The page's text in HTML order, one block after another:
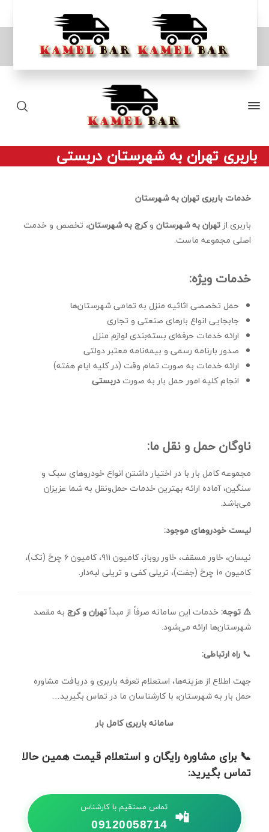
باربری تهران به شهرستان دربستی
خدمات باربری تهران به شهرستان
باربری ازتهران به شهرستان وکرج به شهرستان، تخصص و خدمت
اصلی مجموعه ماست.
خدمات ویژه:
حمل تخصصی اثاثیه منزل به تمامی شهرستان‌ها
جابجایی انواع بارهای صنعتی و تجاری
ارائه خدمات حرفه‌ای بسته‌بندی لوازم منزل
صدور بارنامه رسمی و بیمه‌نامه معتبر دولتی
ارائه خدمات به صورت تمام وقت (در کلیه ایام هفته)
انجام کلیه امور حمل بار به صورتدربستی
ناوگان حمل و نقل ما:
مجموعه کامل بار با در اختیار داشتن انواع خودروهای سبک و
سنگین، آماده ارائه بهترین خدمات حمل‌ونقل به شما عزیزان
می‌باشد.
لیست خودروهای موجود:
نیسان، خاور مسقف، خاور روباز، کامیون ۹۱۱، کامیون ۶ چرخ (تک)،
کامیون ۱۰ چرخ (جفت)، تریلی کفی و تریلی لبه‌دار.
⚠️ توجه: خدمات این سامانه صرفاً از مبدأتهران و کرج به مقصد
شهرستان‌ها ارائه می‌شود.
📞 راه ارتباطی:
جهت اطلاع از هزینه‌ها، استعلام تعرفه باربری و دریافت مشاوره
حمل بار به شهرستان، با کارشناسان ما در تماس بگیرید…
سامانه باربری کامل بار
📞 برای مشاوره رایگان و استعلام قیمت همین حالا
تماس بگیرید:
📲 تماس مستقیم با کارشناس
09120058714